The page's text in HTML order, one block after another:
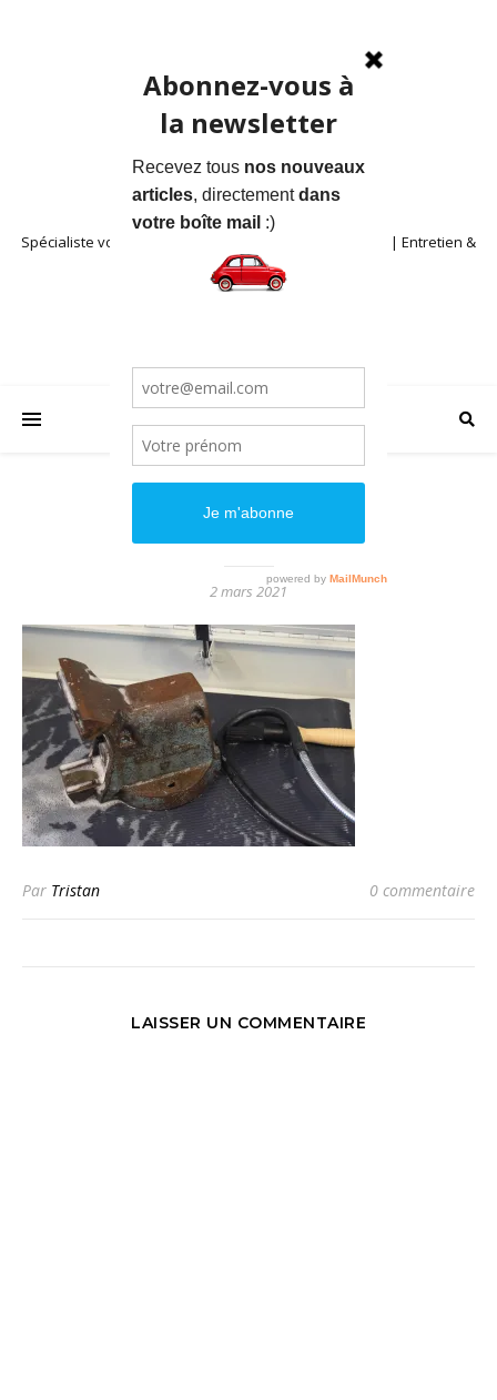
Spécialiste voitures anciennes en Provence | Location | Entretien &
Restauration | Blog
2 mars 2021
Par Tristan 0 commentaire
LAISSER UN COMMENTAIRE